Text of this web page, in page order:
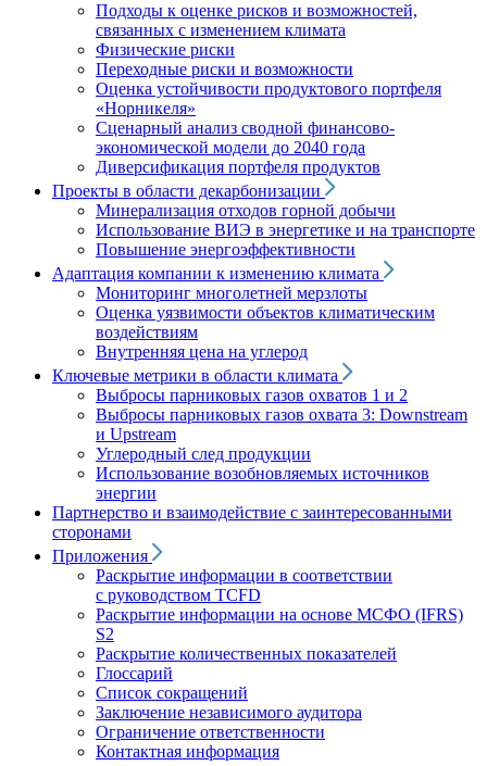
Подходы к оценке рисков и возможностей,
связанных с изменением климата
Физические риски
Переходные риски и возможности
Оценка устойчивости продуктового портфеля
«Норникеля»
Сценарный анализ сводной финансово-
экономической модели до 2040 года
Диверсификация портфеля продуктов
Проекты в области декарбонизации
Минерализация отходов горной добычи
Использование ВИЭ в энергетике и на транспорте
Повышение энергоэффективности
Адаптация компании к изменению климата
Мониторинг многолетней мерзлоты
Оценка уязвимости объектов климатическим
воздействиям
Внутренняя цена на углерод
Ключевые метрики в области климата
Выбросы парниковых газов охватов 1 и 2
Выбросы парниковых газов охвата 3: Downstream
и Upstream
Углеродный след продукции
Использование возобновляемых источников
энергии
Партнерство и взаимодействие с заинтересованными
сторонами
Приложения
Раскрытие информации в соответствии
с руководством TCFD
Раскрытие информации на основе МСФО (IFRS)
S2
Раскрытие количественных показателей
Глоссарий
Список сокращений
Заключение независимого аудитора
Ограничение ответственности
Контактная информация